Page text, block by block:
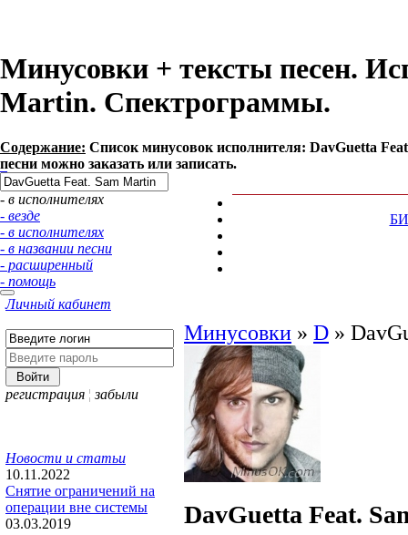
Минусовки + тексты песен.
Martin. Спектрограммы.
Содержание: Список минусовок исполнителя: DavGuetta
песни можно заказать или записать.
- в исполнителях
- везде
- в исполнителях
- в названии песни
- расширенный
- помощь
Личный кабинет
регистрация ¦ забыли
Новости и статьи
10.11.2022
Снятие ограничений на
операции вне системы
03.03.2019
Минусовки » D »
DavGuetta Feat.